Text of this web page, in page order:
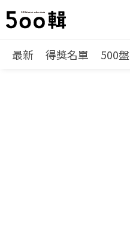
最新 得獎名單 500盤